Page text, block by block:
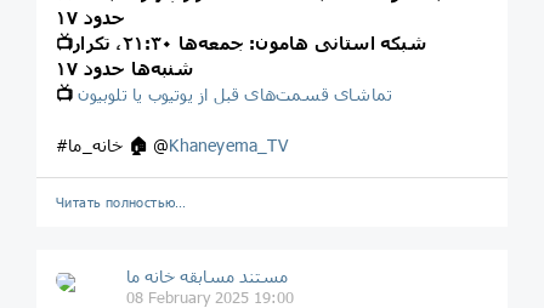
حدود ۱۷
📺شبکه استانی هامون: جمعه‌ها ۲۱:۳۰، تکرار
شنبه‌ها حدود ۱۷
📺 تماشای قسمت‌های قبل از یوتیوب یا تلوبیون
🏠 @Khaneyema_TV
Читать полностью…
مستند مسابقه خانه ما
08 February 2025 19:00